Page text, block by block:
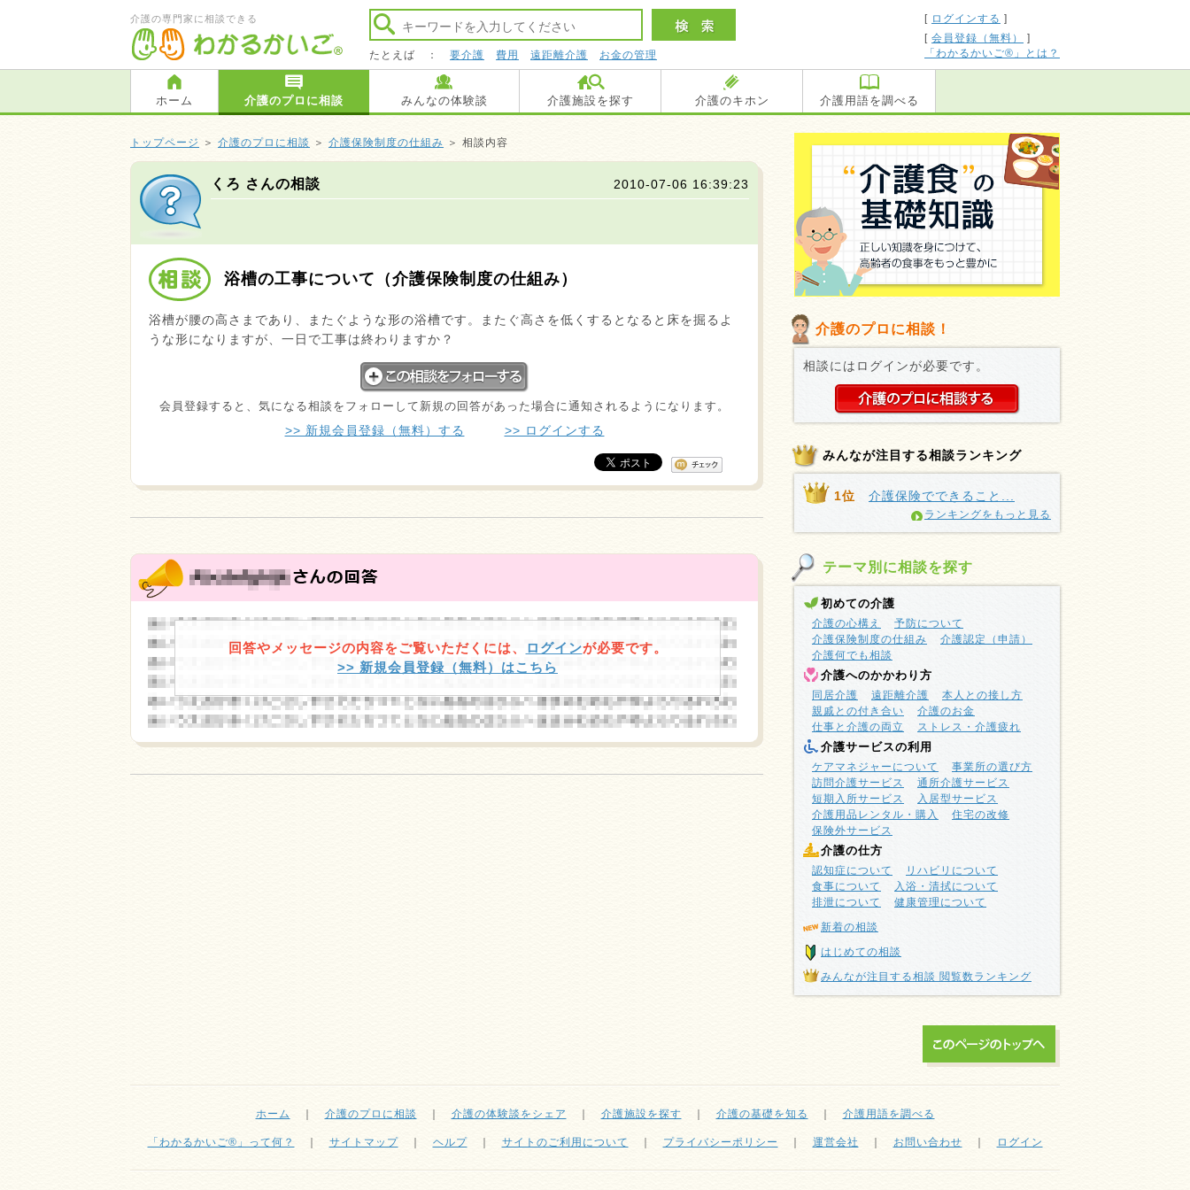
介護の専門家に相談できる
たとえば ： 要介護 費用 遠距離介護 お金の管理
[ ログインする ]
[ 会員登録（無料）
]
「わかるかいご®」とは？
ホーム 介護のプロに相談 みんなの体験談 介護施設を探す 介護のキホン 介護用語を調べる
トップページ ＞ 介護のプロに相談 ＞ 介護保険制度の仕組み ＞ 相談内容
くろ さんの相談 2010-07-06 16:39:23
浴槽の工事について（介護保険制度の仕組み）
浴槽が腰の高さまであり、またぐような形の浴槽です。またぐ高さを低くするとなると床を掘るよ
うな形になりますが、一日で工事は終わりますか？
会員登録すると、気になる相談をフォローして新規の回答があった場合に通知されるようになります。
>> 新規会員登録（無料）する >> ログインする
回答やメッセージの内容をご覧いただくには、 ログインが必要です。
>> 新規会員登録（無料）はこちら
介護のプロに相談！
相談にはログインが必要です。
みんなが注目する相談ランキング
1位 介護保険でできること...
ランキングをもっと見る
テーマ別に相談を探す
初めての介護
介護の心構え
予防について
介護保険制度の仕組み
介護認定（申請）
介護何でも相談
介護へのかかわり方
同居介護 遠距離介護
本人との接し方
親戚との付き合い
介護のお金
仕事と介護の両立
ストレス・介護疲れ
介護サービスの利用
ケアマネジャーについて
事業所の選び方
訪問介護サービス
通所介護サービス
短期入所サービス
入居型サービス
介護用品レンタル・購入
住宅の改修
保険外サービス
介護の仕方
認知症について
リハビリについて
食事について
入浴・清拭について
排泄について
健康管理について
新着の相談
はじめての相談
みんなが注目する相談 閲覧数ランキング
ホーム 介護のプロに相談 介護の体験談をシェア 介護施設を探す 介護の基礎を知る 介護用語を調べる
「わかるかいご®」って何？ サイトマップ｜ ヘルプ｜ サイトのご利用について プライバシーポリシー 運営会社 お問い合わせ ログイン